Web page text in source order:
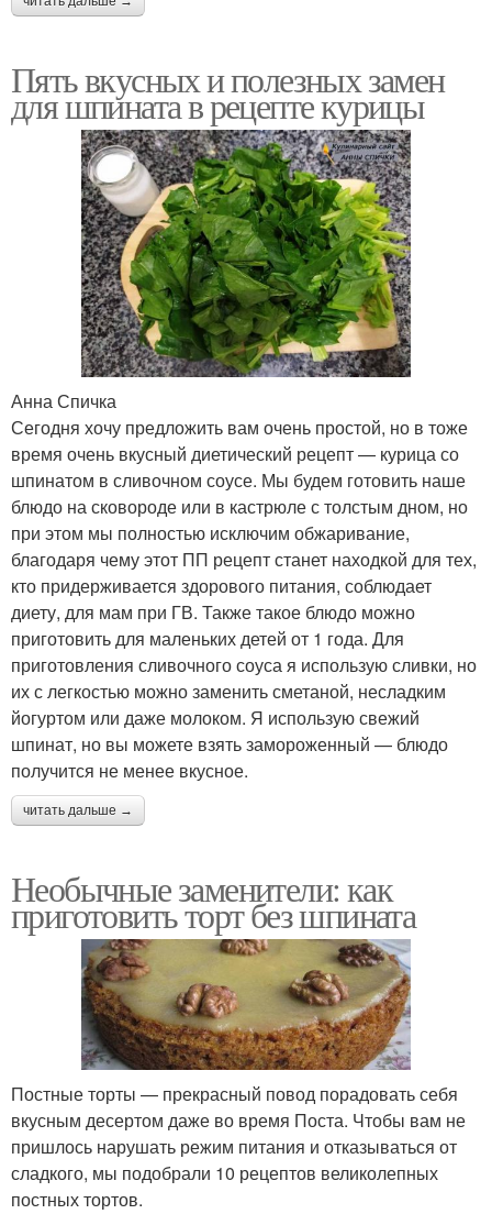
Пять вкусных и полезных замен
для шпината в рецепте курицы
Анна Спичка
Сегодня хочу предложить вам очень простой, но в тоже
время очень вкусный диетический рецепт — курица со
шпинатом в сливочном соусе. Мы будем готовить наше
блюдо на сковороде или в кастрюле с толстым дном, но
при этом мы полностью исключим обжаривание,
благодаря чему этот ПП рецепт станет находкой для тех,
кто придерживается здорового питания, соблюдает
диету, для мам при ГВ. Также такое блюдо можно
приготовить для маленьких детей от 1 года. Для
приготовления сливочного соуса я использую сливки, но
их с легкостью можно заменить сметаной, несладким
йогуртом или даже молоком. Я использую свежий
шпинат, но вы можете взять замороженный — блюдо
получится не менее вкусное.
читать дальше →
Необычные заменители: как
приготовить торт без шпината
Постные торты — прекрасный повод порадовать себя
вкусным десертом даже во время Поста. Чтобы вам не
пришлось нарушать режим питания и отказываться от
сладкого, мы подобрали 10 рецептов великолепных
постных тортов.